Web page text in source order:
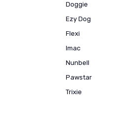
Doggie
Ezy Dog
Flexi
Imac
Nunbell
Pawstar
Trixie